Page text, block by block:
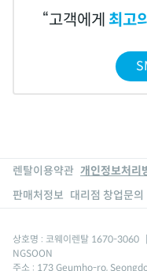
고객에게 최고
렌탈이용약관 개인정보처리
판매처정보 대리점 창업문의
상호명 : 코웨이렌탈 1670-3060
NGSOON
주소 : 173 Geumho-ro,